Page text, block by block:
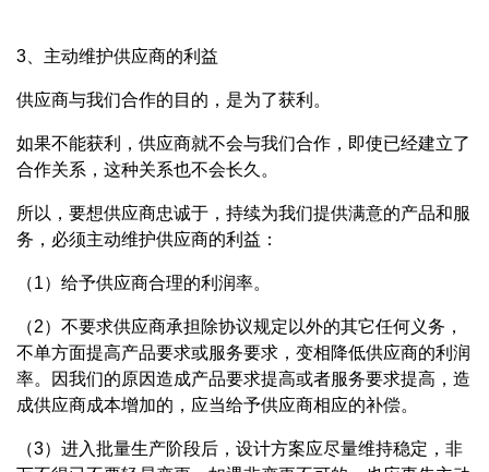
3、主动维护供应商的利益
供应商与我们合作的目的，是为了获利。
如果不能获利，供应商就不会与我们合作，即使已经建立了
合作关系，这种关系也不会长久。
所以，要想供应商忠诚于，持续为我们提供满意的产品和服
务，必须主动维护供应商的利益：
（1）给予供应商合理的利润率。
（2）不要求供应商承担除协议规定以外的其它任何义务，
不单方面提高产品要求或服务要求，变相降低供应商的利润
率。因我们的原因造成产品要求提高或者服务要求提高，造
成供应商成本增加的，应当给予供应商相应的补偿。
（3）进入批量生产阶段后，设计方案应尽量维持稳定，非